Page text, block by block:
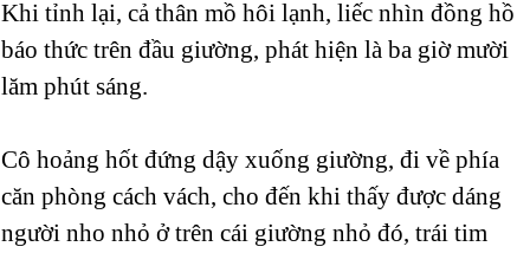
Khi tỉnh lại, cả thân mồ hôi lạnh, liếc nhìn đồng hồ
báo thức trên đầu giường, phát hiện là ba giờ mười
lăm phút sáng.
Cô hoảng hốt đứng dậy xuống giường, đi về phía
căn phòng cách vách, cho đến khi thấy được dáng
người nho nhỏ ở trên cái giường nhỏ đó, trái tim